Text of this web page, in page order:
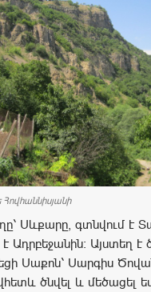
Հովհաննիսյանի
Սևքարը, գտնվում է
Ադրբեջանին: Այստեղ է
Սաքոն՝ Սարգիս
ծնվել և մեծացել